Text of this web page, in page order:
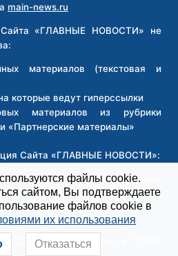
main-news.ru
Сайта «ГЛАВНЫЕ НОВОСТИ» не
материалов (текстовая и
которые ведут гиперссылки
материалов из рубрики
«Партнерские материалы»
Сайта «ГЛАВНЫЕ НОВОСТИ»:
ответственностью
файлы cookie.
сайтом, Вы подтверждаете
файлов cookie в
их использования
Отказаться